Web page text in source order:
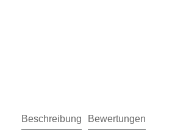
Beschreibung Bewertungen